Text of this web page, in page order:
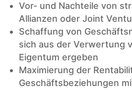
Vor- und Nachteile von
Allianzen oder Joint
Schaffung von
sich aus der Verwertung
Eigentum ergeben
Maximierung der
Geschäftsbeziehungen